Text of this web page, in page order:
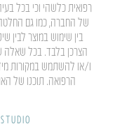
רפואית כלשהי וכי בכל
של החברה, כמו גם
בין שימוש במוצר לבין
הצרכן בלבד. בכל שאלה
ו/או להשתמש במקורות
הרפואה. תוכנו של